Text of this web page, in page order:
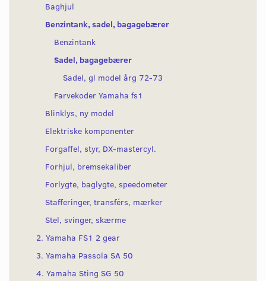
Baghjul
Benzintank, sadel, bagagebærer
Benzintank
Sadel, bagagebærer
Sadel, gl model årg 72-73
Farvekoder Yamaha fs1
Blinklys, ny model
Elektriske komponenter
Forgaffel, styr, DX-mastercyl.
Forhjul, bremsekaliber
Forlygte, baglygte, speedometer
Stafferinger, transférs, mærker
Stel, svinger, skærme
2. Yamaha FS1 2 gear
3. Yamaha Passola SA 50
4. Yamaha Sting SG 50